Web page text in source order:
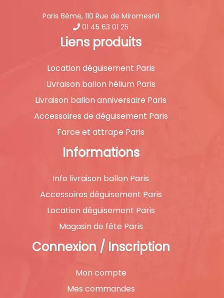
Paris 8ème, 110 Rue de Miromesnil
01 45 63 01 25
Liens produits
Location déguisement Paris
Livraison ballon hélium Paris
Livraison ballon anniversaire Paris
Accessoires de déguisement Paris
Farce et attrape Paris
Informations
Info livraison ballon Paris
Accessoires déguisement Paris
Location déguisement Paris
Magasin de fête Paris
Connexion / Inscription
Mon compte
Mes commandes